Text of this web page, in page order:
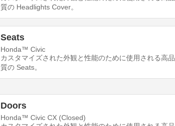
質の Headlights Cover。
Seats
Honda™ Civic
カスタマイズされた外観と性能のために使用される高品
質の Seats。
Doors
Honda™ Civic CX (Closed)